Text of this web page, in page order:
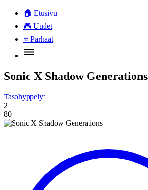
🏠 Etusivu
🎮 Uudet
⭐ Parhaat
Sonic X Shadow Generations
Tasohyppelyt
2
80